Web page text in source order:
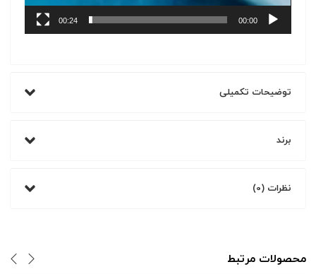
00:00
00:24
توضیحات تکمیلی
برند
نظرات (0)
محصولات مرتبط